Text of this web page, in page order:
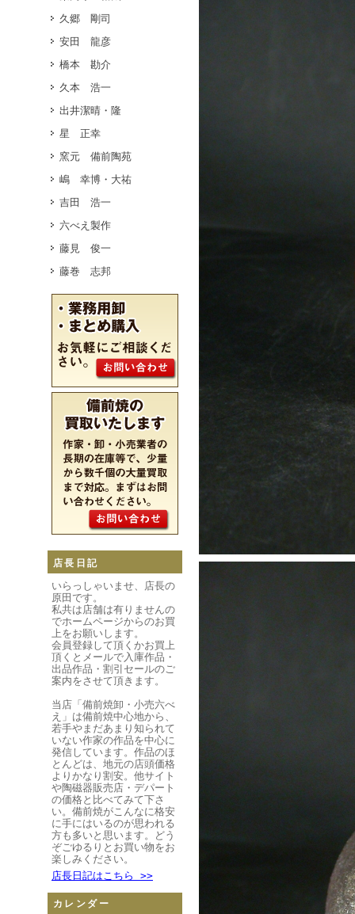
久郷 剛司
安田 龍彦
橋本 勘介
久本 浩一
出井潔晴・隆
星 正幸
窯元 備前陶苑
嶋 幸博・大祐
吉田 浩一
六べえ製作
藤見 俊一
藤巻 志邦
店長日記
いらっしゃいませ、店長の
原田です。
私共は店舗は有りませんの
でホームページからのお買
上をお願いします。
会員登録して頂くかお買上
頂くとメールで入庫作品・
出品作品・割引セールのご
案内をさせて頂きます。
当店「備前焼卸・小売六べ
え」は備前焼中心地から、
若手やまだあまり知られて
いない作家の作品を中心に
発信しています。作品のほ
とんどは、地元の店頭価格
よりかなり割安。他サイト
や陶磁器販売店・デパート
の価格と比べてみて下さ
い。備前焼がこんなに格安
に手にはいるのが思われる
方も多いと思います。どう
ぞごゆるりとお買い物をお
楽しみください。
店長日記はこちら >>
カレンダー